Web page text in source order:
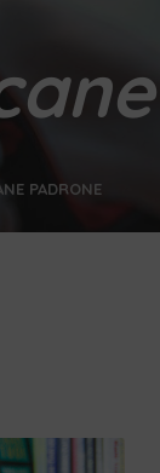
PADRONE